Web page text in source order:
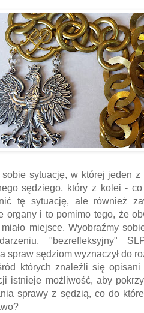
sytuację, w której jeden z
sędziego, który z kolei -
tę sytuację, ale również
organy i to pomimo tego, że
miejsce. Wyobraźmy
"bezrefleksyjny"
spraw sędziom wyznaczył do
których znaleźli się
istnieje możliwość, aby
sprawy z sędzią, co do